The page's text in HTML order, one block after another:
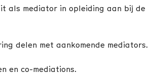
als mediator in opleiding aan bij de
delen met aankomende mediators.
en co-mediations.